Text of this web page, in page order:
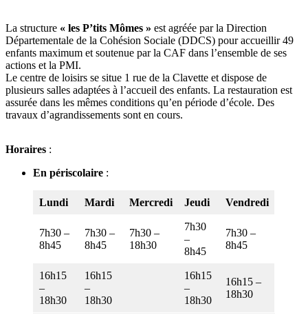
La structure « les P’tits Mômes » est agréée par la Direction
Départementale de la Cohésion Sociale (DDCS) pour accueillir 49
enfants maximum et soutenue par la CAF dans l’ensemble de ses
actions et la PMI.
Le centre de loisirs se situe 1 rue de la Clavette et dispose de
plusieurs salles adaptées à l’accueil des enfants. La restauration est
assurée dans les mêmes conditions qu’en période d’école. Des
travaux d’agrandissements sont en cours.
Horaires :
En périscolaire :
Lundi Mardi Mercredi Jeudi Vendredi
7h30 –
8h45
7h30 –
8h45
7h30 –
18h30
7h30
–
8h45
7h30 –
8h45
16h15
–
18h30
16h15
–
18h30
16h15
–
18h30
16h15 –
18h30